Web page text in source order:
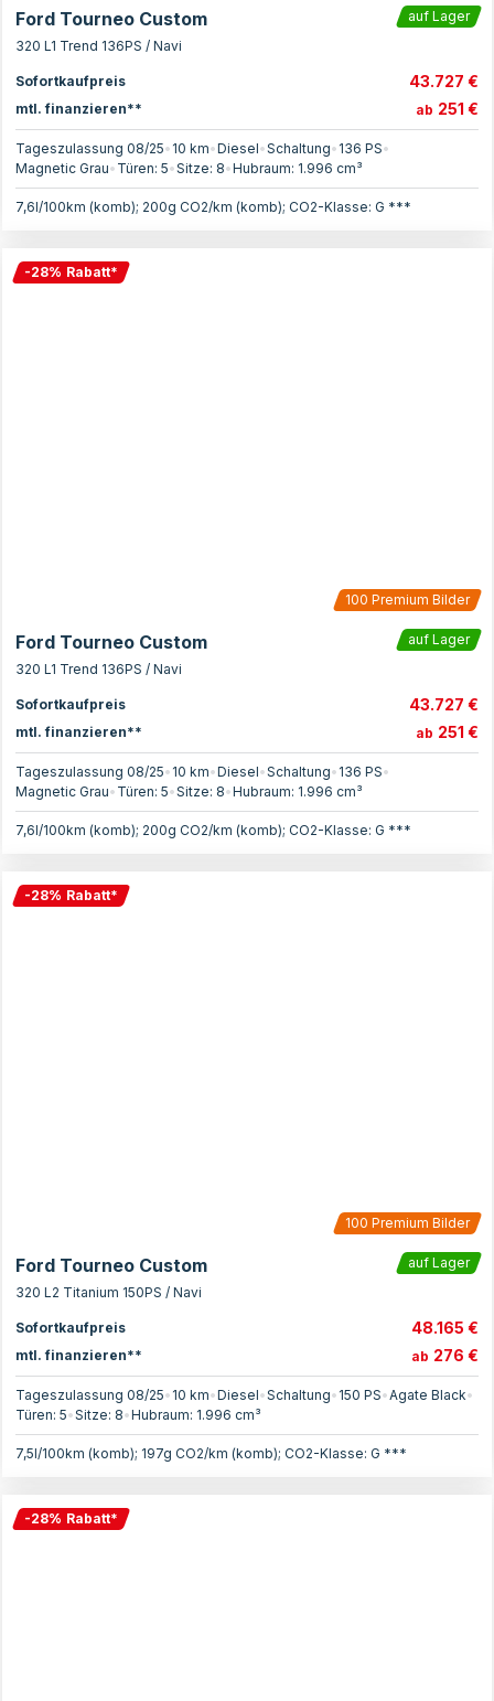
Ford Tourneo Custom
auf Lager
320 L1 Trend 136PS / Navi
Sofortkaufpreis 43.727 €
mtl. finanzieren** ab 251 €
Tageszulassung 08/25• 10 km•Diesel•Schaltung• 136 PS•
Magnetic Grau• Türen: 5•Sitze: 8•Hubraum: 1.996 cm³
7,6l/100km (komb); 200g CO2/km (komb); CO2-Klasse: G ***
-28% Rabatt*
100 Premium Bilder
Ford Tourneo Custom
auf Lager
320 L1 Trend 136PS / Navi
Sofortkaufpreis 43.727 €
mtl. finanzieren** ab 251 €
Tageszulassung 08/25• 10 km•Diesel•Schaltung• 136 PS•
Magnetic Grau• Türen: 5•Sitze: 8•Hubraum: 1.996 cm³
7,6l/100km (komb); 200g CO2/km (komb); CO2-Klasse: G ***
-28% Rabatt*
100 Premium Bilder
Ford Tourneo Custom
auf Lager
320 L2 Titanium 150PS / Navi
Sofortkaufpreis 48.165 €
mtl. finanzieren** ab 276 €
Tageszulassung 08/25• 10 km•Diesel•Schaltung• 150 PS•Agate Black•
Türen: 5•Sitze: 8•Hubraum: 1.996 cm³
7,5l/100km (komb); 197g CO2/km (komb); CO2-Klasse: G ***
-28% Rabatt*